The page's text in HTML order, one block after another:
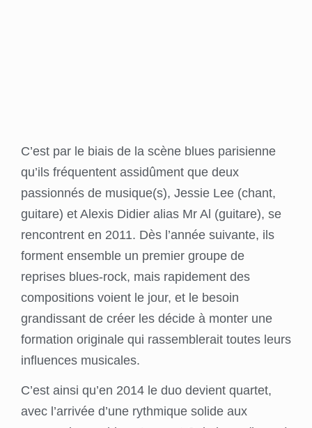
C’est par le biais de la scène blues parisienne
qu’ils fréquentent assidûment que deux
passionnés de musique(s), Jessie Lee (chant,
guitare) et Alexis Didier alias Mr Al (guitare), se
rencontrent en 2011. Dès l’année suivante, ils
forment ensemble un premier groupe de
reprises blues-rock, mais rapidement des
compositions voient le jour, et le besoin
grandissant de créer les décide à monter une
formation originale qui rassemblerait toutes leurs
influences musicales.
C’est ainsi qu’en 2014 le duo devient quartet,
avec l’arrivée d’une rythmique solide aux